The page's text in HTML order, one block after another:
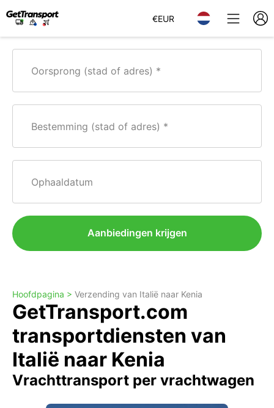
€EUR
Oorsprong (stad of adres)
Bestemming (stad of adres)
Ophaaldatum
Aanbiedingen krijgen
Hoofdpagina > Verzending van Italië naar Kenia
GetTransport.com
transportdiensten van
Italië naar Kenia
Vrachttransport per vrachtwagen